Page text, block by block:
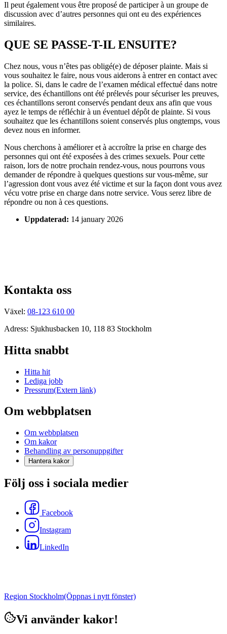
Il peut également vous être proposé de participer à un groupe de
discussion avec d’autres personnes qui ont eu des expériences
similaires.
QUE SE PASSE-T-IL ENSUITE?
Chez nous, vous n’êtes pas obligé(e) de déposer plainte. Mais si
vous souhaitez le faire, nous vous aiderons à entrer en contact avec
la police. Si, dans le cadre de l’examen médical effectué dans notre
service, des échantillons ont été prélevés pour sécuriser les preuves,
ces échantillons seront conservés pendant deux ans afin que vous
ayez le temps de réfléchir à un éventuel dépôt de plainte. Si vous
souhaitez que les échantillons soient conservés plus ongtemps, vous
devez nous en informer.
Nous cherchons à améliorer et à accroître la prise en charge des
personnes qui ont été exposées à des crimes sexuels. Pour cette
raison, lors de notre prochain rendez-vous, nous pourrons vous
demander de répondre à quelques questions sur vous-même, sur
l’agression dont vous avez été victime et sur la façon dont vous avez
vécu votre prise en charge dans notre service. Vous serez libre de
répondre ou non à ces questions.
Uppdaterad: 14 january 2026
Kontakta oss
Växel: 08-123 610 00
Adress: Sjukhusbacken 10, 118 83 Stockholm
Hitta snabbt
Hitta hit
Lediga jobb
Pressrum(Extern länk)
Om webbplatsen
Om webbplatsen
Om kakor
Behandling av personuppgifter
Hantera kakor
Följ oss i sociala medier
Facebook
Instagram
LinkedIn
Region Stockholm(Öppnas i nytt fönster)
Vi använder kakor!